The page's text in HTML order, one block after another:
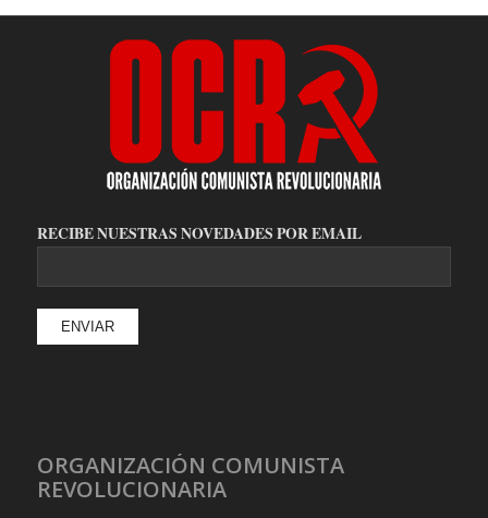
RECIBE NUESTRAS NOVEDADES POR EMAIL
ORGANIZACIÓN COMUNISTA
REVOLUCIONARIA